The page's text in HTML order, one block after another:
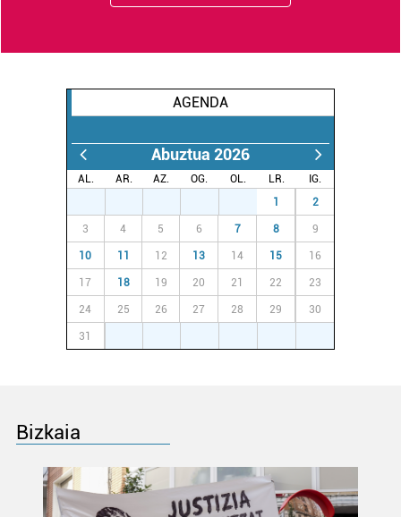
AGENDA
Abuztua 2026
AL. AR. AZ. OG. OL. LR.
IG.
1 2
3 4 5 6 7 8 9
10 11 12 13 14 15 16
17 18 19 20 21 22 23
24 25 26 27 28 29 30
31
Bizkaia